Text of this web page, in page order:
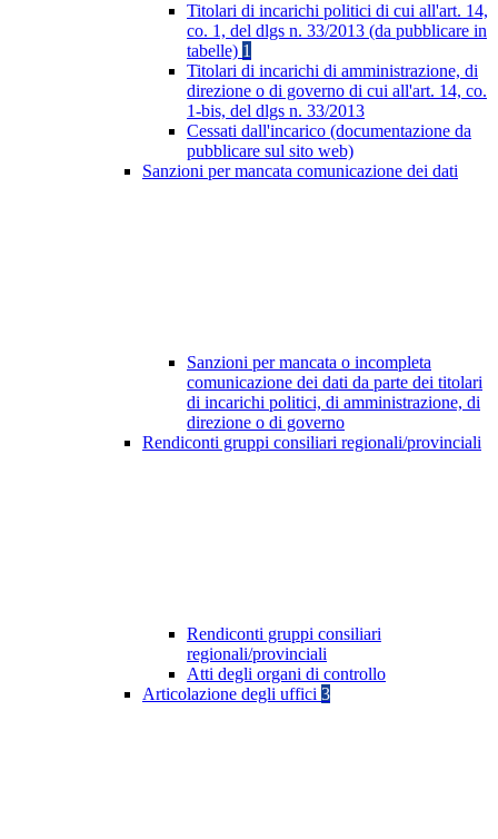
Titolari di incarichi politici di cui all'art. 14,
co. 1, del dlgs n. 33/2013 (da pubblicare in
tabelle) 1
Titolari di incarichi di amministrazione, di
direzione o di governo di cui all'art. 14, co.
1-bis, del dlgs n. 33/2013
Cessati dall'incarico (documentazione da
pubblicare sul sito web)
Sanzioni per mancata comunicazione dei dati
Sanzioni per mancata o incompleta
comunicazione dei dati da parte dei titolari
di incarichi politici, di amministrazione, di
direzione o di governo
Rendiconti gruppi consiliari regionali/provinciali
Rendiconti gruppi consiliari
regionali/provinciali
Atti degli organi di controllo
Articolazione degli uffici 3